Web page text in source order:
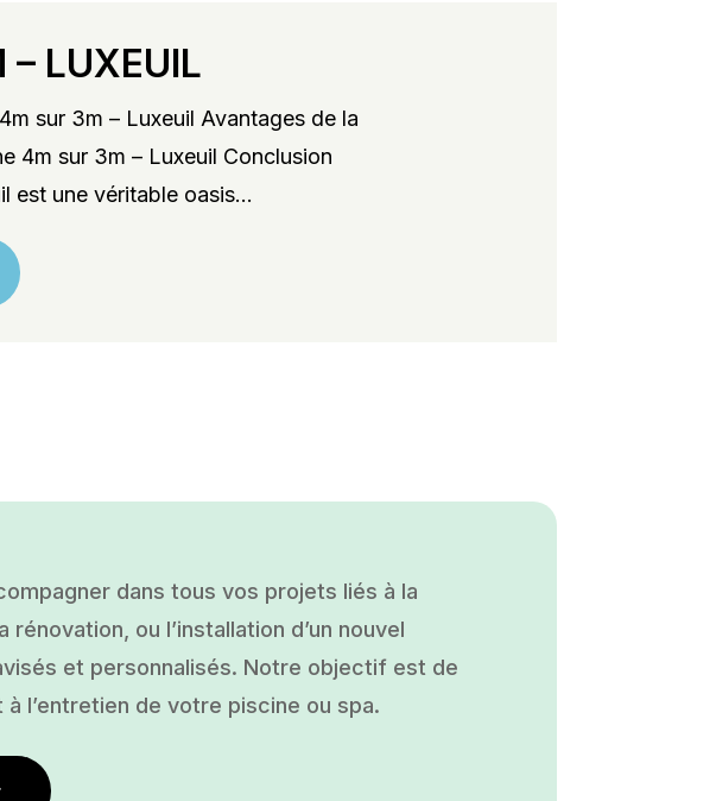
LUXEUIL
sur 3m – Luxeuil Avantages de la
4m sur 3m – Luxeuil Conclusion
est une véritable oasis...
dans tous vos projets liés à la
ou l’installation d’un nouvel
et personnalisés. Notre objectif est de
l’entretien de votre piscine ou spa.